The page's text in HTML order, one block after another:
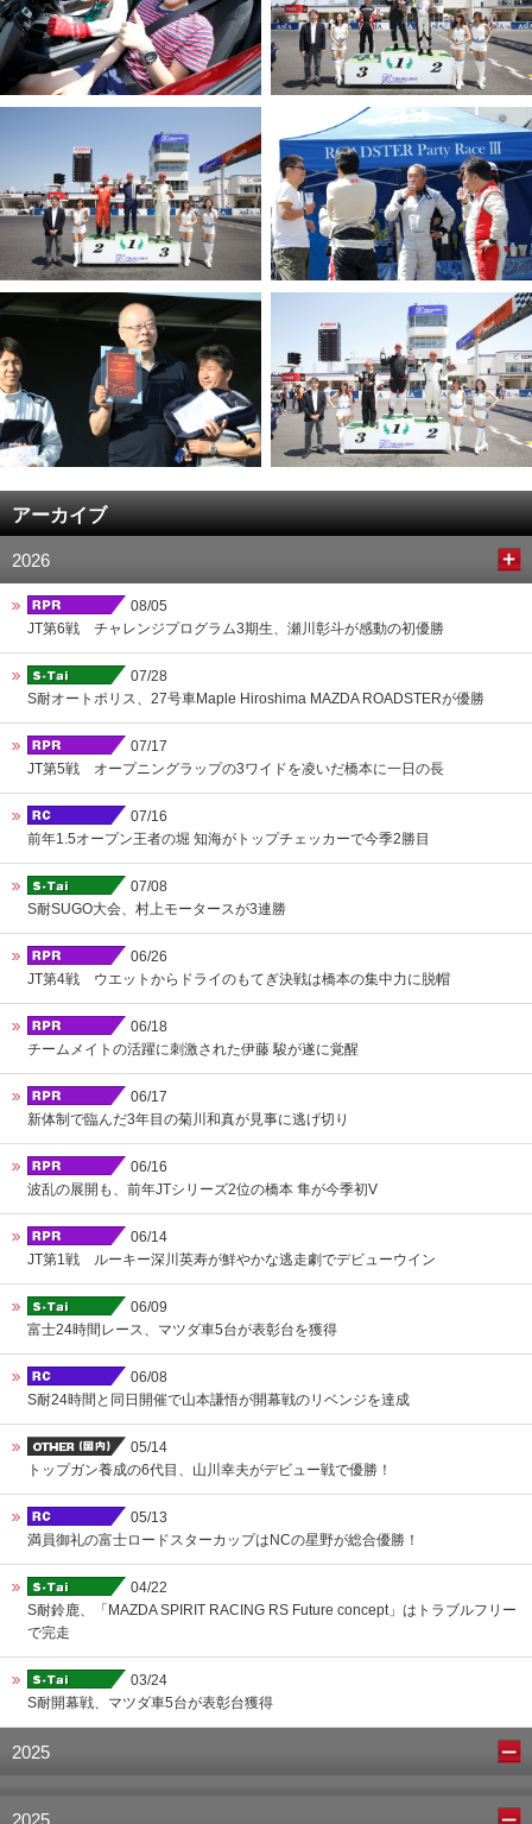
アーカイブ
2026
08/05
JT第6戦 チャレンジプログラム3期生、瀬川彰斗が感動の初優勝
07/28
S耐オートポリス、27号車Maple Hiroshima MAZDA ROADSTERが優勝
07/17
JT第5戦 オープニングラップの3ワイドを凌いだ橋本に一日の長
07/16
前年1.5オープン王者の堀 知海がトップチェッカーで今季2勝目
07/08
S耐SUGO大会、村上モータースが3連勝
06/26
JT第4戦 ウエットからドライのもてぎ決戦は橋本の集中力に脱帽
06/18
チームメイトの活躍に刺激された伊藤 駿が遂に覚醒
06/17
新体制で臨んだ3年目の菊川和真が見事に逃げ切り
06/16
波乱の展開も、前年JTシリーズ2位の橋本 隼が今季初V
06/14
JT第1戦 ルーキー深川英寿が鮮やかな逃走劇でデビューウイン
06/09
富士24時間レース、マツダ車5台が表彰台を獲得
06/08
S耐24時間と同日開催で山本謙悟が開幕戦のリベンジを達成
05/14
トップガン養成の6代目、山川幸夫がデビュー戦で優勝！
05/13
満員御礼の富士ロードスターカップはNCの星野が総合優勝！
04/22
S耐鈴鹿、「MAZDA SPIRIT RACING RS Future concept」はトラブルフリー
で完走
03/24
S耐開幕戦、マツダ車5台が表彰台獲得
2025
2025